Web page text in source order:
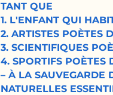
TANT QUE
1. L'ENFANT QUI
2. ARTISTES POÈTES
3. SCIENTIFIQUES
4. SPORTIFS POÈTES
– À LA SAUVEGARDE
NATURELLES